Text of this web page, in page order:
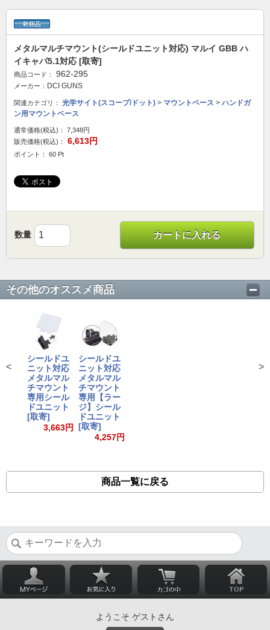
メタルマルチマウント(シールドユニット対応) マルイ GBB ハ
イキャパ5.1対応 [取寄]
商品コード： 962-295
メーカー： DCI GUNS
関連カテゴリ： 光学サイト(スコープ/ドット) > マウントベース > ハンドガ
ン用マウントベース
通常価格(税込)：
7,348円
販売価格(税込)：
6,613円
ポイント： 60 Pt
数量 カートに入れる
その他のオススメ商品
シールドユ
ニット対応
メタルマル
チマウント
専用シール
ドユニット
[取寄]
3,663円
シールドユ
ニット対応
メタルマル
チマウント
専用【ラー
ジ】シール
ドユニット
[取寄]
4,257円
< >
商品一覧に戻る
ようこそ ゲストさん